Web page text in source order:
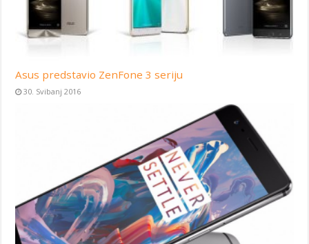
Asus predstavio ZenFone 3 seriju
30. Svibanj 2016